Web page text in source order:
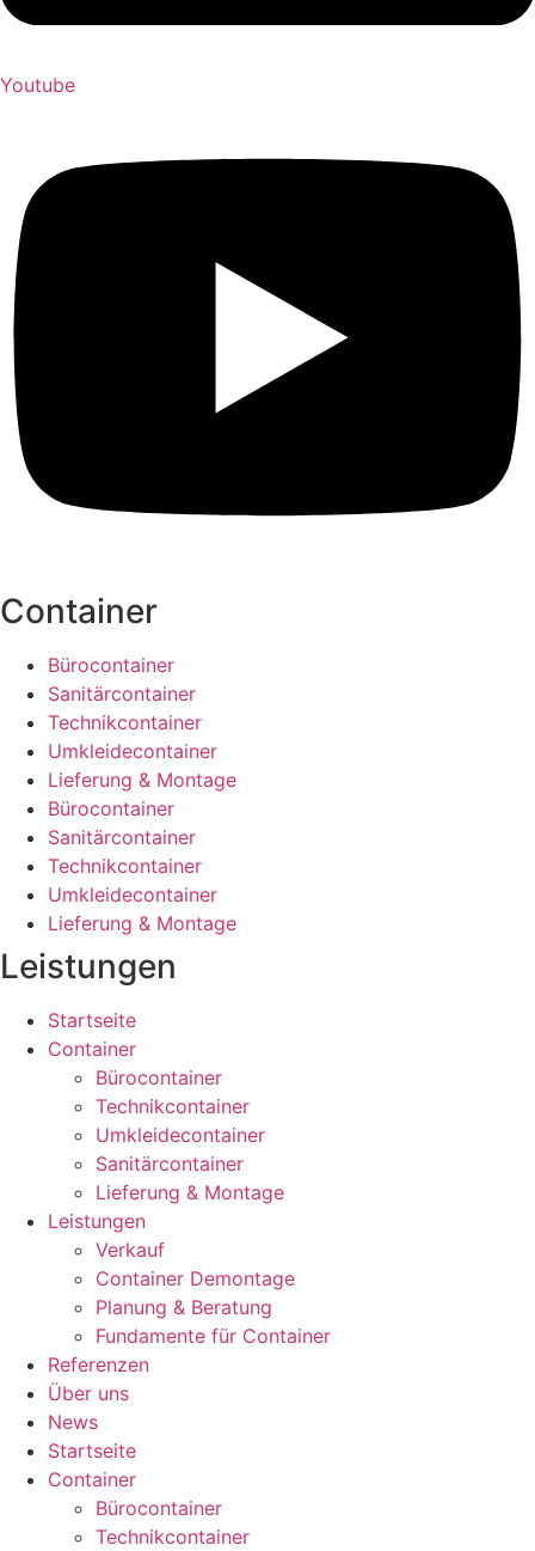
Youtube
Container
Bürocontainer
Sanitärcontainer
Technikcontainer
Umkleidecontainer
Lieferung & Montage
Bürocontainer
Sanitärcontainer
Technikcontainer
Umkleidecontainer
Lieferung & Montage
Leistungen
Startseite
Container
Bürocontainer
Technikcontainer
Umkleidecontainer
Sanitärcontainer
Lieferung & Montage
Leistungen
Verkauf
Container Demontage
Planung & Beratung
Fundamente für Container
Referenzen
Über uns
News
Startseite
Container
Bürocontainer
Technikcontainer